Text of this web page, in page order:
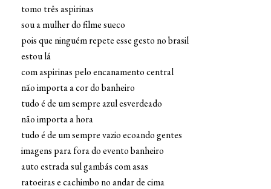
tomo três aspirinas
sou a mulher do filme sueco
pois que ninguém repete esse gesto no brasil
estou lá
com aspirinas pelo encanamento central
não importa a cor do banheiro
tudo é de um sempre azul esverdeado
não importa a hora
tudo é de um sempre vazio ecoando gentes
imagens para fora do evento banheiro
auto estrada sul gambás com asas
ratoeiras e cachimbo no andar de cima